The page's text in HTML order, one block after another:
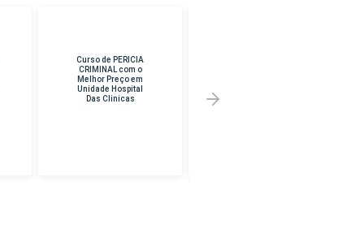
Curso de
TANATOPRAXIA
com o Melhor Preço
em Franco Da
Rocha